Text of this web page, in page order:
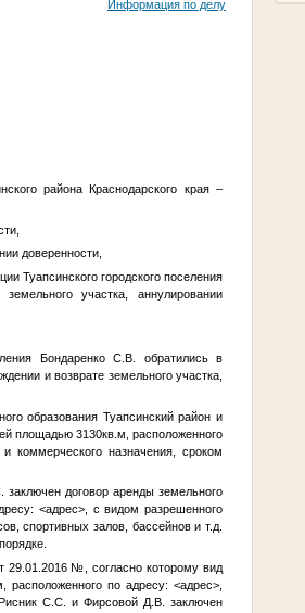
Информация по делу
района Краснодарского края –
доверенности,
Туапсинского городского поселения
участка, аннулировании
Бондаренко С.В. обратились в
и возврате земельного участка,
образования Туапсинский район и
площадью 3130кв.м, расположенного
коммерческого назначения, сроком
договор аренды земельного
<адрес> , с видом разрешенного
спортивных залов, бассейнов и т.д.
29.01.2016 №
, согласно которому вид
расположенного по адресу: <адрес>
С.С. и Фирсовой Д.В. заключен